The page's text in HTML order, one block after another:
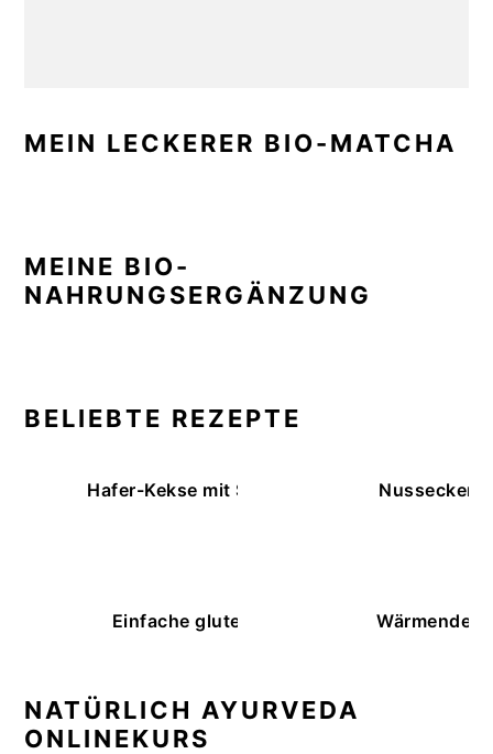
MEIN LECKERER BIO-MATCHA
MEINE BIO-
NAHRUNGSERGÄNZUNG
BELIEBTE REZEPTE
Hafer-Kekse mit Schokoüberzug (ohne
Nussecken
Einfache glutenfreie Buchweizenbrötchen
Wärmende
NATÜRLICH AYURVEDA
ONLINEKURS